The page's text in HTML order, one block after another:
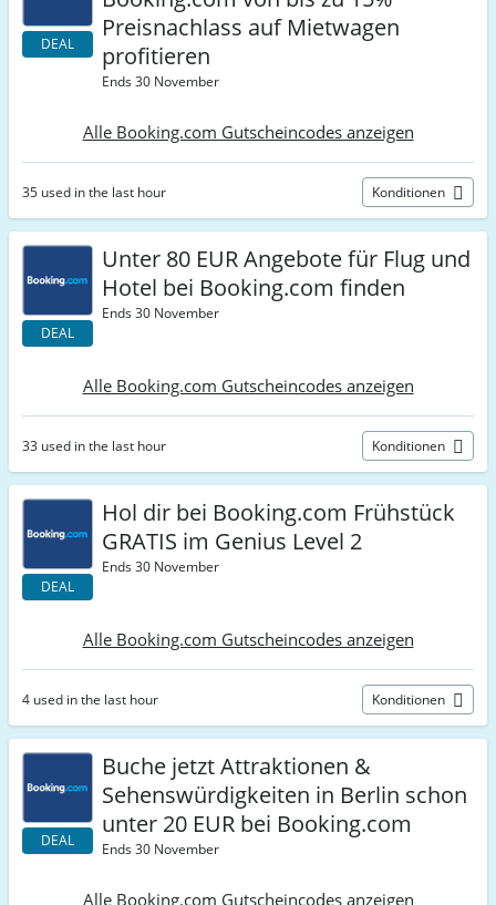
DEAL
Preisnachlass auf Mietwagen
profitieren
Ends 30 November
Alle Booking.com Gutscheincodes anzeigen
35 used in the last hour Konditionen
DEAL
Unter 80 EUR Angebote für Flug und
Hotel bei Booking.com finden
Ends 30 November
Alle Booking.com Gutscheincodes anzeigen
33 used in the last hour Konditionen
DEAL
Hol dir bei Booking.com Frühstück
GRATIS im Genius Level 2
Ends 30 November
Alle Booking.com Gutscheincodes anzeigen
4 used in the last hour Konditionen
DEAL
Buche jetzt Attraktionen &
Sehenswürdigkeiten in Berlin schon
unter 20 EUR bei Booking.com
Ends 30 November
Alle Booking.com Gutscheincodes anzeigen